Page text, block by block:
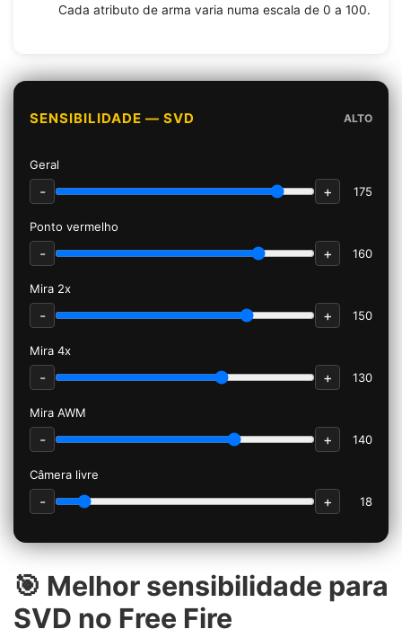
Cada atributo de arma varia numa escala de 0 a 100.
SENSIBILIDADE — SVD ALTO
Geral
- + 175
Ponto vermelho
- + 160
Mira 2x
- + 150
Mira 4x
- + 130
Mira AWM
- + 140
Câmera livre
- + 18
🎯 Melhor sensibilidade para
SVD no Free Fire